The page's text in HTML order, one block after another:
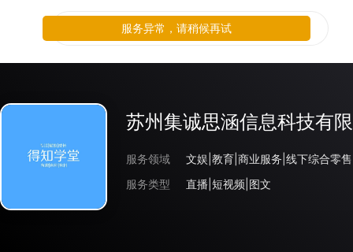
苏州集诚思涵信息科技有
服务领域
文娱|教育|商业服务|线下综合零
服务类型
直播|短视频|图文
服务异常，请稍候再试